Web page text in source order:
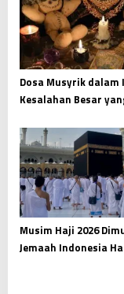
Dosa Musyrik dalam
Kesalahan Besar
Hati
Musim Haji 2026
Jemaah Indonesia